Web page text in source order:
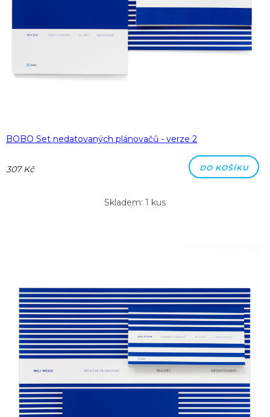
BOBO Set nedatovaných plánovačů - verze 2
307 Kč DO KOŠÍKU
Skladem: 1 kus